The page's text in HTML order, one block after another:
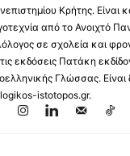
Κρήτης. Είναι
από το Ανοιχτό
σε σχολεία και
εκδόσεις Πατάκη
Γλώσσας. Είναι
istotopos.gr.